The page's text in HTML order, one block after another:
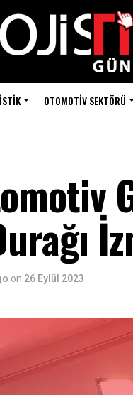
OTOMOTIV SEKTÖRÜ
on 26 Eylül 2023